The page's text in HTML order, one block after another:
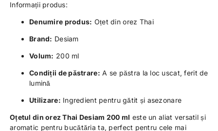
Informații produs:
Denumire produs: Oțet din orez Thai
Brand: Desiam
Volum: 200 ml
Condiții de păstrare: A se păstra la loc uscat, ferit de
lumină
Utilizare: Ingredient pentru gătit și asezonare
Oțetul din orez Thai Desiam 200 ml este un aliat versatil și
aromatic pentru bucătăria ta, perfect pentru cele mai